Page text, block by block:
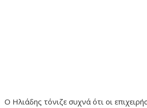
Ο Ηλιάδης τόνιζε συχνά ότι οι